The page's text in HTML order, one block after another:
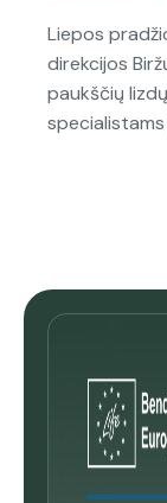
Liepos
direkcijos
paukščių